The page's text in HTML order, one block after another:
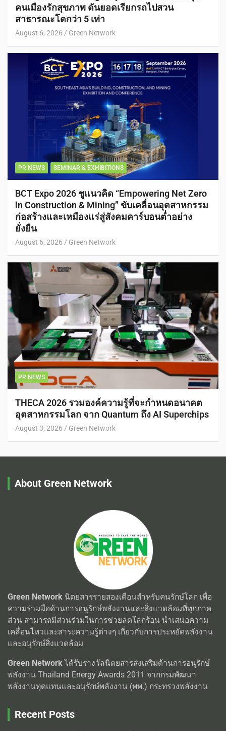
คนเมืองรักสุขภาพ ดันยอดเรียกรถไปสวน
สาธารณะโตกว่า 5 เท่า
August 6, 2026 Green Network
PR NEWS SEMINAR & EXHIBITIONS
BCT Expo 2026 ชูแนวคิด “Empowering Net Zero
in Construction & Mining” ขับเคลื่อนอุตสาหกรรม
ก่อสร้างและเหมืองแร่สู่สังคมคาร์บอนต่ำอย่าง
ยั่งยืน
August 6, 2026 Green Network
PR NEWS
THECA 2026 รวมองค์ความรู้ที่จะกำหนดอนาคต
อุตสาหกรรมโลก จาก Quantum ถึง AI Superchips
August 3, 2026 Green Network
About Green Network
Green Network นิตยสารรายสองเดือนสำหรับคนรักษ์โลก เพื่อ
ความร่วมมือด้านการอนุรักษ์พลังงานและสิ่งแวดล้อมที่ทุกภาค
ส่วน สามารถมีส่วนร่วมในการช่วยลดโลกร้อน นำเสนอความ
เคลื่อนไหวและสาระความรู้ต่างๆ เกี่ยวกับการประหยัดพลังงาน
และอนุรักษ์สิ่งแวดล้อม
Green Networkได้รับรางวัลนิตยสารส่งเสริมด้านการอนุรักษ์
พลังงาน Thailand Energy Awards 2011 จากกรมพัฒนา
พลังงานทุดแทนและอนุรักษ์พลังงาน (พพ.) กระทรวงพลังงาน
Recent Posts